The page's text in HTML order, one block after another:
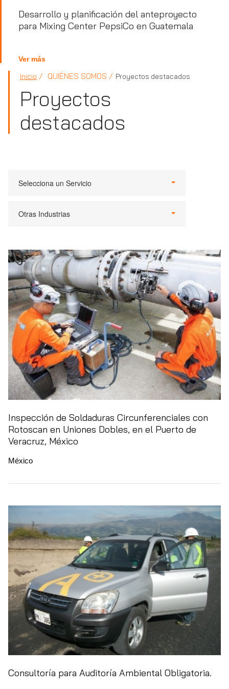
Desarrollo y planificación del anteproyecto
para Mixing Center PepsiCo en Guatemala
Ver más
Inicio QUIÉNES SOMOS Proyectos destacados
Proyectos
destacados
Selecciona un Servicio
Otras Industrias
Inspección de Soldaduras Circunferenciales con
Rotoscan en Uniones Dobles, en el Puerto de
Veracruz, México
México
Consultoría para Auditoría Ambiental Obligatoria.